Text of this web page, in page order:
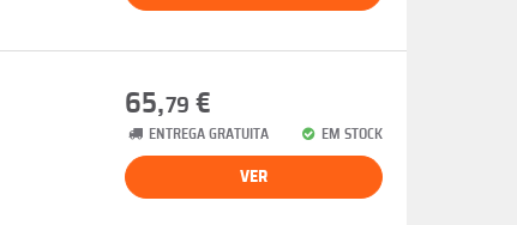
65,79 €
ENTREGA GRATUITA EM STOCK
VER